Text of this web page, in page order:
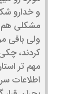
و خدارو
مشکلی هم
ولی باقی
کردند،
مهم تر
اطلاعات